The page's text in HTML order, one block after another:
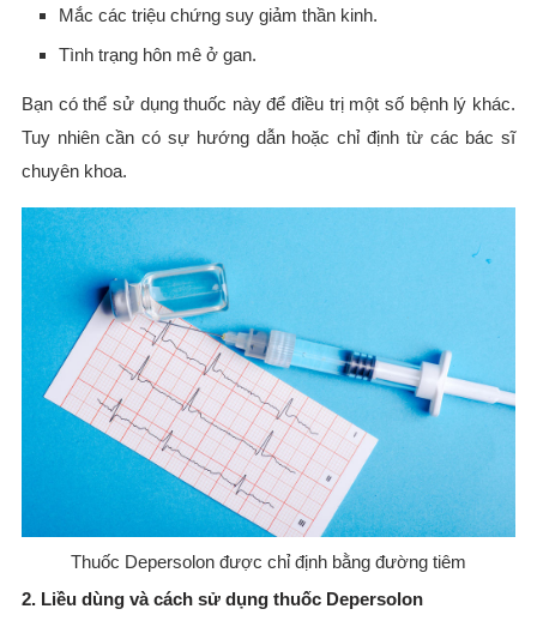
Mắc các triệu chứng suy giảm thần kinh.
Tình trạng hôn mê ở gan.
Bạn có thể sử dụng thuốc này để điều trị một số bệnh lý khác.
Tuy nhiên cần có sự hướng dẫn hoặc chỉ định từ các bác sĩ
chuyên khoa.
Thuốc Depersolon được chỉ định bằng đường tiêm
2. Liều dùng và cách sử dụng thuốc Depersolon